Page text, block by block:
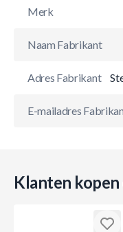
Merk
Naam Fabrikant
Adres Fabrikant
E-mailadres
Klanten